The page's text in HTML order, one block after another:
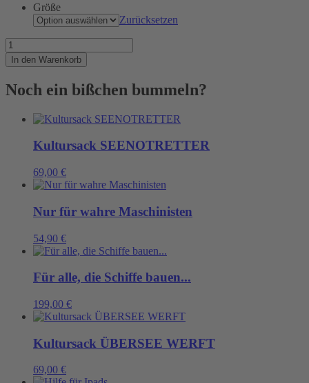
Größe
Zurücksetzen
Jeder
Spitzer
sitzt
wo
soll!
In den Warenkorb
Noch ein bißchen bummeln?
Kultursack SEENOTRETTER
69,00 €
Nur für wahre Maschinisten
54,90 €
Für alle, die Schiffe bauen...
199,00 €
Kultursack ÜBERSEE WERFT
69,00 €